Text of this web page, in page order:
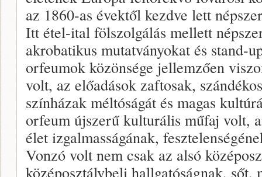
az 1860-as évektől kezdve lett
Itt étel-ital fölszolgálás mellett
akrobatikus mutatványokat és stand-
orfeumok közönsége jellemzően
volt, az előadások zaftosak,
színházak méltóságát és magas
orfeum újszerű kulturális műfaj volt,
élet izgalmasságának,
Vonzó volt nem csak az alsó
középosztálybeli hallgatóságnak, sőt,